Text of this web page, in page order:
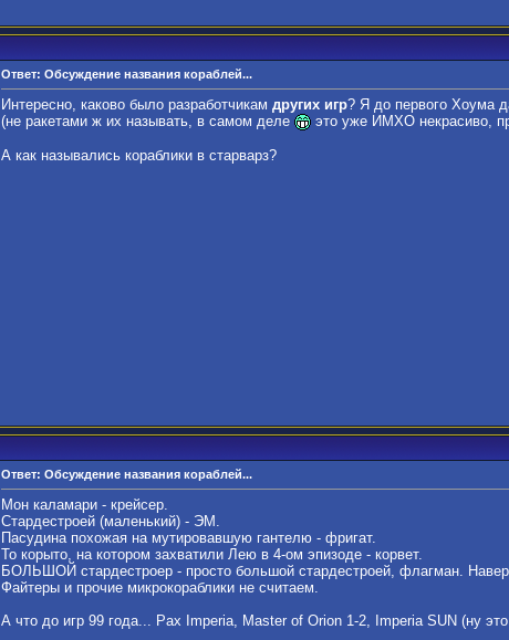
Ответ: Обсуждение названия кораблей...
Интересно, каково было разработчикам других игр? Я до первого Хоума
(не ракетами ж их называть, в самом деле
это уже ИМХО некрасиво,
А как назывались кораблики в старварз?
Ответ: Обсуждение названия кораблей...
Мон каламари - крейсер.
Стардестроей (маленький) - ЭМ.
Пасудина похожая на мутировавшую гантелю - фригат.
То корыто, на котором захватили Лею в 4-ом эпизоде - корвет.
БОЛЬШОЙ стардестроер - просто большой стардестроей, флагман.
Файтеры и прочие микрокораблики не считаем.
А что до игр 99 года... Pax Imperia, Master of Orion 1-2, Imperia SUN (ну